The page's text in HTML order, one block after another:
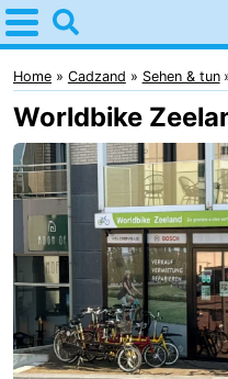
Home
Cadzand
Tipps
Für
kindern
Übernachten
Appartements
Campingplätze
Ferienhäuser
Home Cadzand Sehen & tun
Worldbike